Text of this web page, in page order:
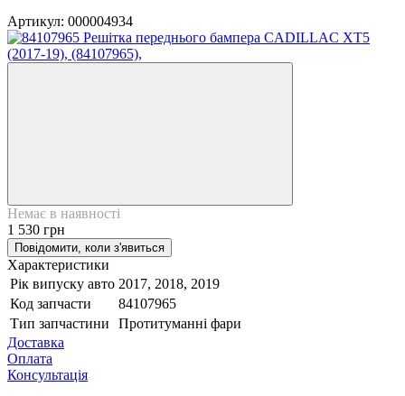
Артикул: 000004934
Немає в наявності
1 530 грн
Повідомити, коли з'явиться
Характеристики
Рік випуску авто 2017, 2018, 2019
Код запчасти
84107965
Тип запчастини
Протитуманні фари
Доставка
Оплата
Консультація